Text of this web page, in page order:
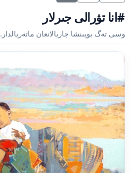
#انا تۋرالى جىرلار
وسى تەگ بويىنشا جاريالانعان ماتەريالدار.